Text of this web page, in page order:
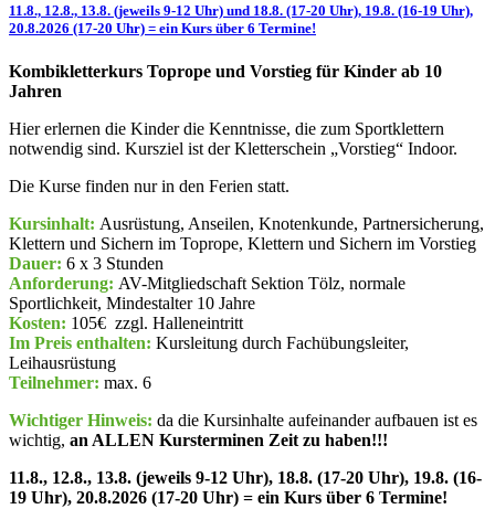
11.8., 12.8., 13.8. (jeweils 9-12 Uhr) und 18.8. (17-20 Uhr), 19.8. (16-19 Uhr),
20.8.2026 (17-20 Uhr) = ein Kurs über 6 Termine!
Kombikletterkurs Toprope und Vorstieg für Kinder ab 10
Jahren
Hier erlernen die Kinder die Kenntnisse, die zum Sportklettern
notwendig sind. Kursziel ist der Kletterschein „Vorstieg“ Indoor.
Die Kurse finden nur in den Ferien statt.
Kursinhalt: Ausrüstung, Anseilen, Knotenkunde, Partnersicherung,
Klettern und Sichern im Toprope, Klettern und Sichern im Vorstieg
Dauer: 6 x 3 Stunden
Anforderung: AV-Mitgliedschaft Sektion Tölz, normale
Sportlichkeit, Mindestalter 10 Jahre
Kosten: 105€ zzgl. Halleneintritt
Im Preis enthalten: Kursleitung durch Fachübungsleiter,
Leihausrüstung
Teilnehmer: max. 6
Wichtiger Hinweis: da die Kursinhalte aufeinander aufbauen ist es
wichtig, an ALLEN Kursterminen Zeit zu haben!!!
11.8., 12.8., 13.8. (jeweils 9-12 Uhr), 18.8. (17-20 Uhr), 19.8. (16-
19 Uhr), 20.8.2026 (17-20 Uhr) = ein Kurs über 6 Termine!